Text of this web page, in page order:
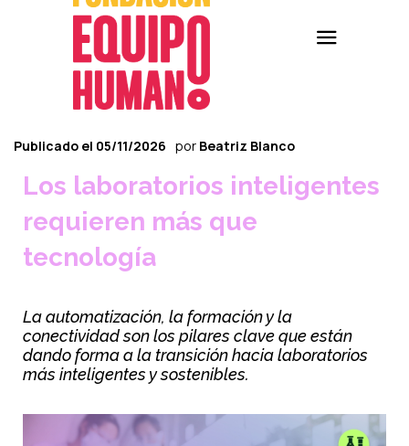
Publicado el 05/11/2026 por Beatriz Blanco
Los laboratorios inteligentes
requieren más que
tecnología
La automatización, la formación y la
conectividad son los pilares clave que están
dando forma a la transición hacia laboratorios
más inteligentes y sostenibles.